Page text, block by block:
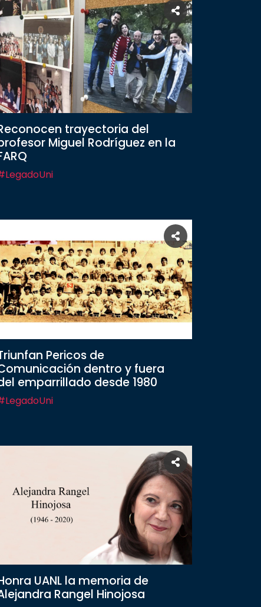
trayectoria del
Miguel Rodríguez en la
Pericos de
dentro y fuera
emparrillado desde 1980
UANL la memoria de
Rangel Hinojosa